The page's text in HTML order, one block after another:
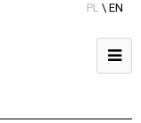
PL \ EN